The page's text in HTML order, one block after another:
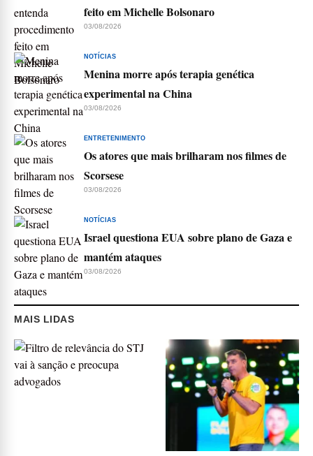
feito em Michelle Bolsonaro
03/08/2026
NOTÍCIAS
Menina morre após terapia genética
experimental na China
03/08/2026
ENTRETENIMENTO
Os atores que mais brilharam nos filmes de
Scorsese
03/08/2026
NOTÍCIAS
Israel questiona EUA sobre plano de Gaza e
mantém ataques
03/08/2026
MAIS LIDAS